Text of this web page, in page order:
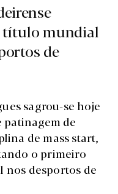
título mundial
de
sagrou-se hoje
de
de mass start,
o primeiro
desportos de